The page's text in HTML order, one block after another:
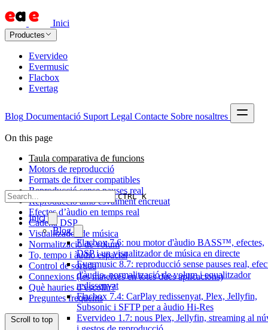
Inici
Productes
Evervideo
Evermusic
Flacbox
Evertag
Blog Documentació Suport Legal Contacte Sobre nosaltres
CTRL K
Inici
Blog
Flacbox 7.6: nou motor d'àudio BASS™, efectes,
DSP i un visualitzador de música en directe
Evermusic 8.7: reproducció sense pauses real,
d'àudio, normalització de volum i equalitzador
redissenyat
Flacbox 7.4: CarPlay redissenyat, Plex, Jellyfin,
Subsonic i SFTP per a àudio Hi-Res
Evervideo 1.7: nous Plex, Jellyfin, streaming al
On this page
Taula comparativa de funcions
Motors de reproducció
Formats de fitxer compatibles
Reproducció sense pauses real
Reproducció amb esvaïment encreuat
Efectes d’àudio en temps real
Cadena DSP
Visualitzador de música
Normalització de volum
To, tempo i àudio espacial
Control de sortida
Connexions (les mateixes en totes dues aplicacions)
Què hauries d’escollir?
Preguntes freqüents
Scroll to top